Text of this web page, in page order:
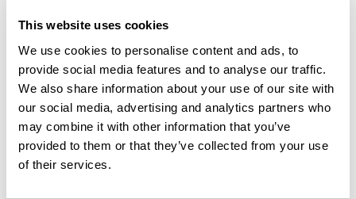
This website uses cookies
We use cookies to personalise content and ads, to
provide social media features and to analyse our traffic.
We also share information about your use of our site with
our social media, advertising and analytics partners who
may combine it with other information that you’ve
provided to them or that they’ve collected from your use
of their services.